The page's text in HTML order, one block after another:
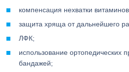
компенсация нехватки
защита хряща от дальнейшего
ЛФК;
использование ортопедических
бандажей;